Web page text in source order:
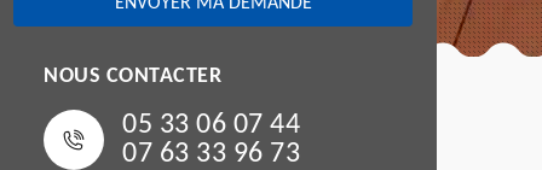
NOUS CONTACTER
05 33 06 07 44
07 63 33 96 73